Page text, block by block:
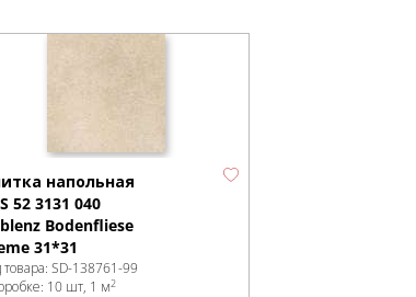
напольная
52 3131 040
Bodenfliese
31*31
товара: SD-138761-99
: 10 шт, 1 м2